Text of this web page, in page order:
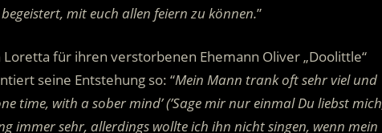
mit euch allen feiern zu können.”
Loretta für ihren verstorbenen Ehemann Oliver „Doolittle“
seine Entstehung so: “Mein Mann trank oft sehr viel und
time, with a sober mind’ (’Sage mir nur einmal Du liebst
immer sehr, allerdings wollte ich ihn nicht singen, wenn mein